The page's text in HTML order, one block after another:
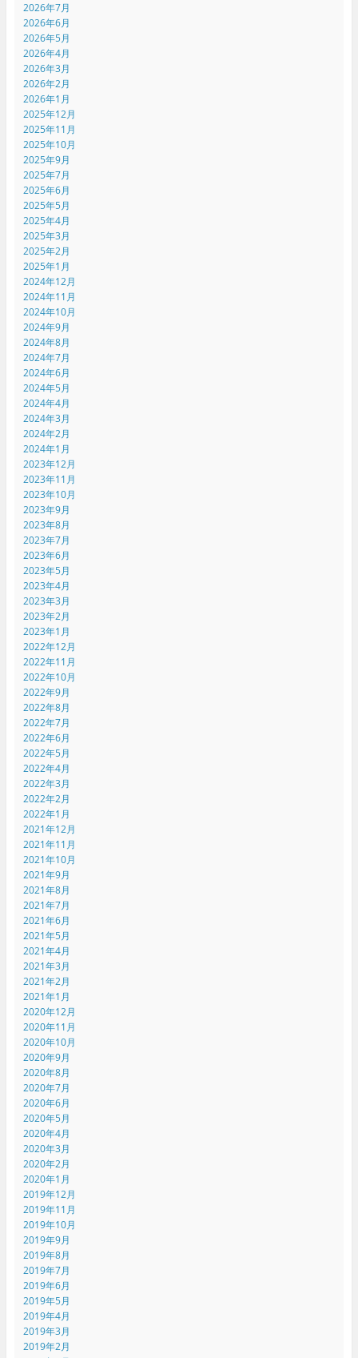
2026年7月
2026年6月
2026年5月
2026年4月
2026年3月
2026年2月
2026年1月
2025年12月
2025年11月
2025年10月
2025年9月
2025年7月
2025年6月
2025年5月
2025年4月
2025年3月
2025年2月
2025年1月
2024年12月
2024年11月
2024年10月
2024年9月
2024年8月
2024年7月
2024年6月
2024年5月
2024年4月
2024年3月
2024年2月
2024年1月
2023年12月
2023年11月
2023年10月
2023年9月
2023年8月
2023年7月
2023年6月
2023年5月
2023年4月
2023年3月
2023年2月
2023年1月
2022年12月
2022年11月
2022年10月
2022年9月
2022年8月
2022年7月
2022年6月
2022年5月
2022年4月
2022年3月
2022年2月
2022年1月
2021年12月
2021年11月
2021年10月
2021年9月
2021年8月
2021年7月
2021年6月
2021年5月
2021年4月
2021年3月
2021年2月
2021年1月
2020年12月
2020年11月
2020年10月
2020年9月
2020年8月
2020年7月
2020年6月
2020年5月
2020年4月
2020年3月
2020年2月
2020年1月
2019年12月
2019年11月
2019年10月
2019年9月
2019年8月
2019年7月
2019年6月
2019年5月
2019年4月
2019年3月
2019年2月